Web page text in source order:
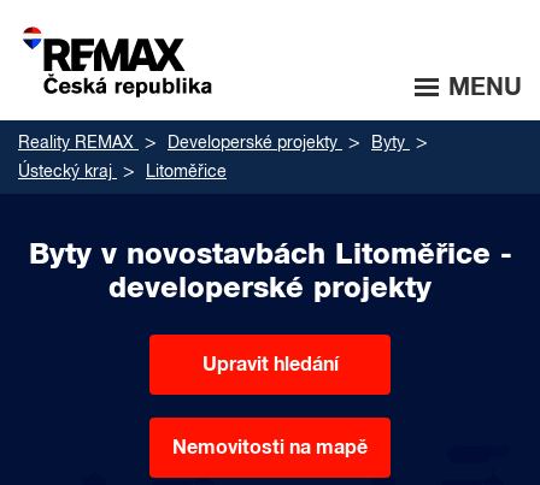
MENU
Reality REMAX Developerské projekty
Byty
Ústecký kraj
Litoměřice
Byty v novostavbách Litoměřice -
developerské projekty
Upravit hledání
Nemovitosti na mapě